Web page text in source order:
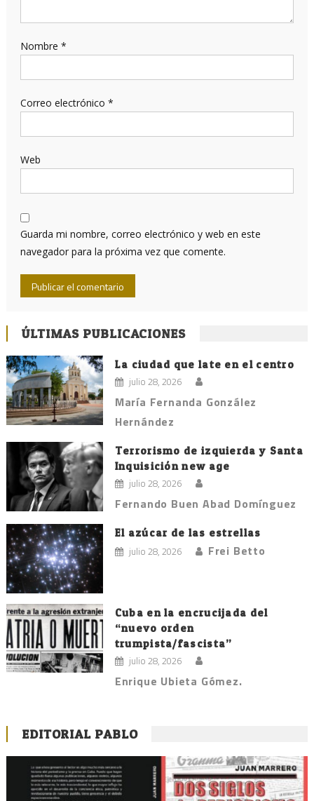
Nombre *
Correo electrónico *
Web
Guarda mi nombre, correo electrónico y web en este
navegador para la próxima vez que comente.
ÚLTIMAS PUBLICACIONES
La ciudad que late en el centro
julio 28, 2026
María Fernanda González
Hernández
Terrorismo de izquierda y Santa
Inquisición new age
julio 28, 2026
Fernando Buen Abad Domínguez
El azúcar de las estrellas
julio 28, 2026 Frei Betto
Cuba en la encrucijada del
“nuevo orden
trumpista/fascista”
julio 28, 2026
Enrique Ubieta Gómez.
EDITORIAL PABLO